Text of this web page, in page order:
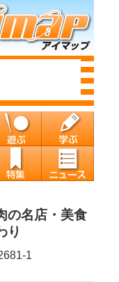
の名店・美食
り
1